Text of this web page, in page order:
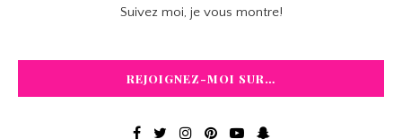
Suivez moi, je vous montre!
REJOIGNEZ-MOI SUR…